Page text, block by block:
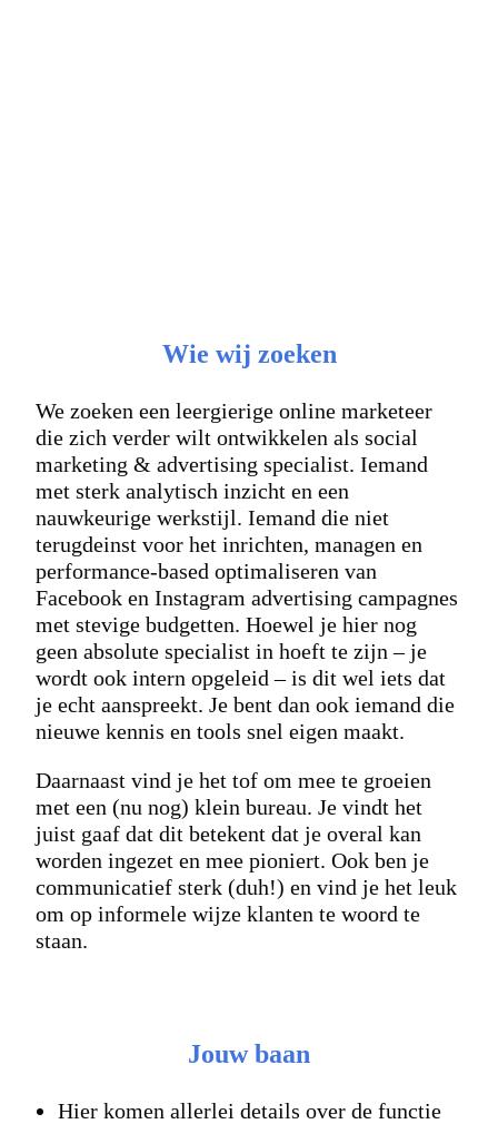
Wie wij zoeken
We zoeken een leergierige online marketeer
die zich verder wilt ontwikkelen als social
marketing & advertising specialist. Iemand
met sterk analytisch inzicht en een
nauwkeurige werkstijl. Iemand die niet
terugdeinst voor het inrichten, managen en
performance-based optimaliseren van
Facebook en Instagram advertising campagnes
met stevige budgetten. Hoewel je hier nog
geen absolute specialist in hoeft te zijn – je
wordt ook intern opgeleid – is dit wel iets dat
je echt aanspreekt. Je bent dan ook iemand die
nieuwe kennis en tools snel eigen maakt.
Daarnaast vind je het tof om mee te groeien
met een (nu nog) klein bureau. Je vindt het
juist gaaf dat dit betekent dat je overal kan
worden ingezet en mee pioniert. Ook ben je
communicatief sterk (duh!) en vind je het leuk
om op informele wijze klanten te woord te
staan.
Jouw baan
Hier komen allerlei details over de functie